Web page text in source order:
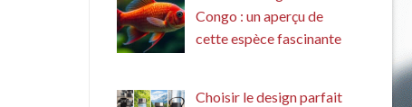
Congo : un aperçu de
cette espèce fascinante
Choisir le design parfait